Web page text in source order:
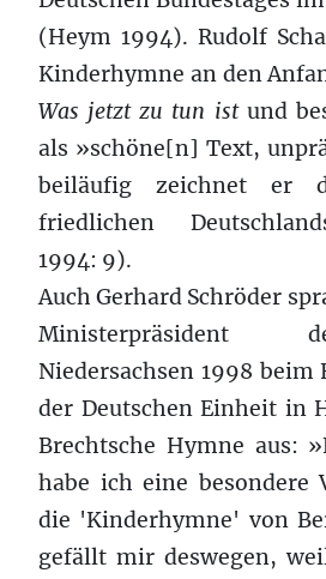
(Heym 1994). Rudolf
Kinderhymne an den
Was jetzt zu tun istund
als »schöne[n] Text,
beiläufig zeichnet er
friedlichen
1994: 9).
Auch Gerhard Schröder
Ministerpräsident
Niedersachsen 1998 beim
der Deutschen Einheit in
Brechtsche Hymne aus:
habe ich eine besondere
die 'Kinderhymne' von
gefällt mir deswegen,